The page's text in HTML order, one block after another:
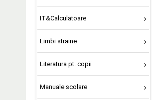
IT&Calculatoare
Limbi straine
Literatura pt. copii
Manuale scolare